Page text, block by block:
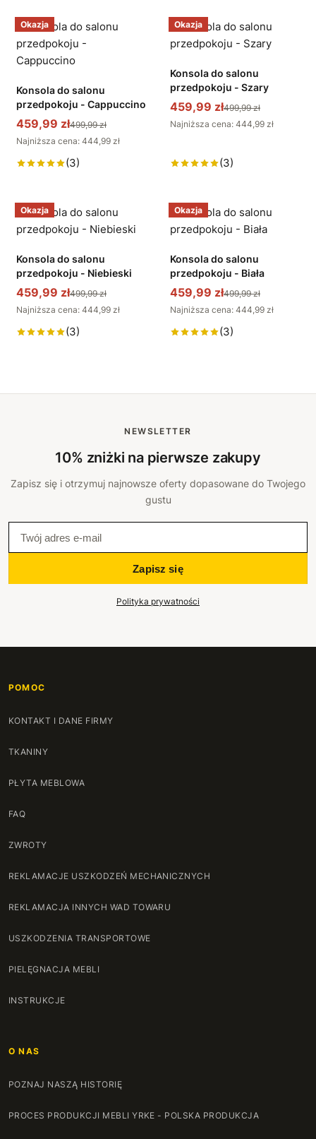
Okazja
Konsola do salonu
przedpokoju - Cappuccino
459,99 zł499,99 zł
Najniższa cena: 444,99 zł
(3)
Okazja
Konsola do salonu
przedpokoju - Szary
459,99 zł499,99 zł
Najniższa cena: 444,99 zł
(3)
Okazja
Konsola do salonu
przedpokoju - Niebieski
459,99 zł499,99 zł
Najniższa cena: 444,99 zł
(3)
Okazja
Konsola do salonu
przedpokoju - Biała
459,99 zł499,99 zł
Najniższa cena: 444,99 zł
(3)
NEWSLETTER
10% zniżki na pierwsze zakupy
Zapisz się i otrzymuj najnowsze oferty dopasowane do Twojego
gustu
Zapisz się
Polityka prywatności
POMOC
KONTAKT I DANE FIRMY
TKANINY
PŁYTA MEBLOWA
FAQ
ZWROTY
REKLAMACJE USZKODZEŃ MECHANICZNYCH
REKLAMACJA INNYCH WAD TOWARU
USZKODZENIA TRANSPORTOWE
PIELĘGNACJA MEBLI
INSTRUKCJE
O NAS
POZNAJ NASZĄ HISTORIĘ
PROCES PRODUKCJI MEBLI YRKE - POLSKA PRODUKCJA